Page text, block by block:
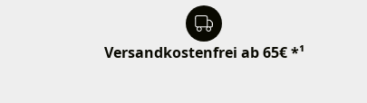
Versandkostenfrei ab 65€ *¹